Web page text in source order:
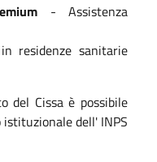
- Assistenza
residenze sanitarie
del Cissa è possibile
dell' INPS